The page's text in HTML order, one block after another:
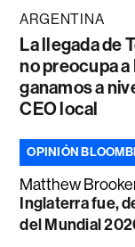
ARGENTINA
La llegada de
no preocupa a
ganamos a
CEO local
OPINIÓN
Matthew
Inglaterra fue,
del Mundial